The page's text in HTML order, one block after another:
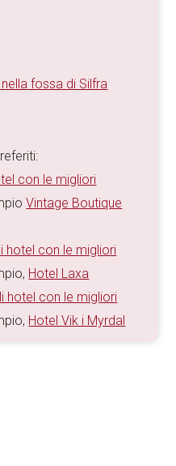
fossa di Silfra
con le migliori
Vintage Boutique
hotel con le migliori
Hotel Laxa
hotel con le migliori
Hotel Vik i Myrdal